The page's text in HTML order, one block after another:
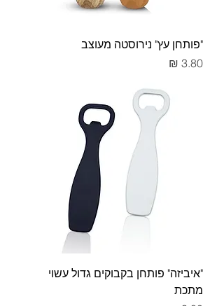
"פותחן עץ" נירוסטה מעוצב
מחיר
"איביזה" פותחן בקבוקים גדול עשוי
מתכת